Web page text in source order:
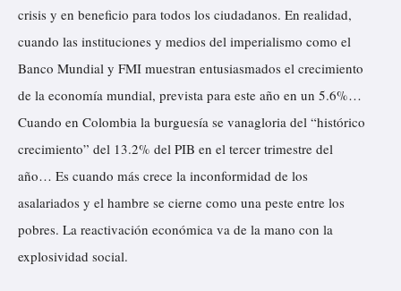
crisis y en beneficio para todos los ciudadanos. En realidad,
cuando las instituciones y medios del imperialismo como el
Banco Mundial y FMI muestran entusiasmados el crecimiento
de la economía mundial, prevista para este año en un 5.6%…
Cuando en Colombia la burguesía se vanagloria del “histórico
crecimiento” del 13.2% del PIB en el tercer trimestre del
año… Es cuando más crece la inconformidad de los
asalariados y el hambre se cierne como una peste entre los
pobres. La reactivación económica va de la mano con la
explosividad social.